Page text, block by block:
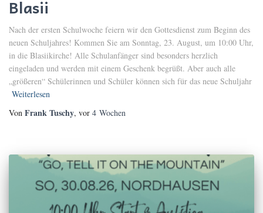
Blasii
Nach der ersten Schulwoche feiern wir den Gottesdienst zum Beginn des
neuen Schuljahres! Kommen Sie am Sonntag, 23. August, um 10:00 Uhr,
in die Blasiikirche! Alle Schulanfänger sind besonders herzlich
eingeladen und werden mit einem Geschenk begrüßt. Aber auch alle
„größeren“ Schülerinnen und Schüler können sich für das neue Schuljahr
Weiterlesen
Von Frank Tuschy, vor 4 Wochen